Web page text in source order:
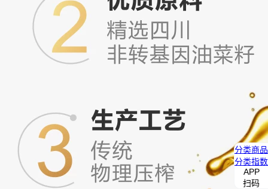
分类商品
分类指数
APP
扫码